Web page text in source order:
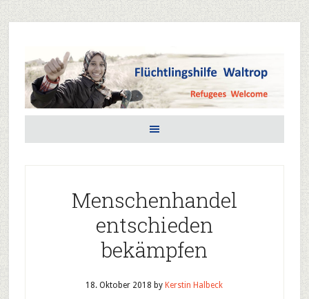
Menschenhandel
entschieden
bekämpfen
18. Oktober 2018 by Kerstin Halbeck